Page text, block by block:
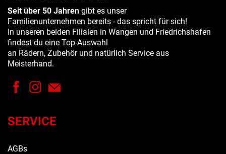
Seit über 50 Jahren gibt es unser
Familienunternehmen bereits - das spricht für sich!
In unseren beiden Filialen in Wangen und Friedrichshafen
findest du eine Top-Auswahl
an Rädern, Zubehör und natürlich Service aus
Meisterhand.
SERVICE
AGBs